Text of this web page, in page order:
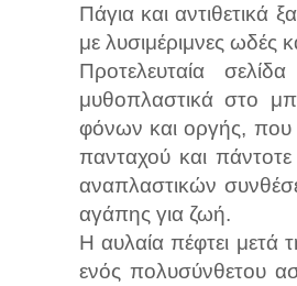
Πάγια και αντιθετικά
με λυσιμέριμνες ωδές
Προτελευταία
μυθοπλαστικά στο
φόνων και οργής,
πανταχού και
αναπλαστικών
αγάπης για ζωή.
Η αυλαία πέφτει μετά
ενός πολυσύνθετου